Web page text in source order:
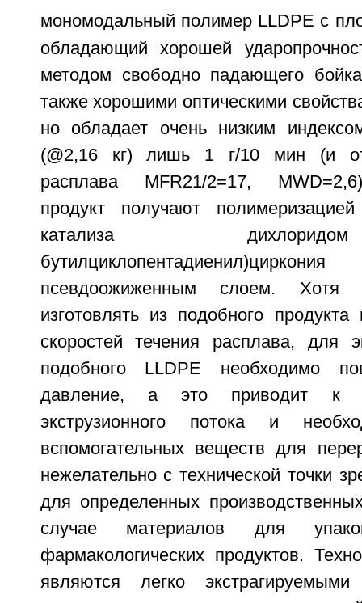
мономодальный полимер LLDPE с
обладающий хорошей
методом свободно падающего
также хорошими оптическими
но обладает очень низким
(@2,16 кг) лишь 1 г/10 мин (и
расплава MFR21/2=17,
продукт получают
катализа
псевдоожиженным слоем.
изготовлять из подобного
скоростей течения расплава, для
подобного LLDPE необходимо
давление, а это приводит к
экструзионного потока и
вспомогательных веществ для
нежелательно с технической точки
для определенных
случае материалов для
фармакологических продуктов.
являются легко